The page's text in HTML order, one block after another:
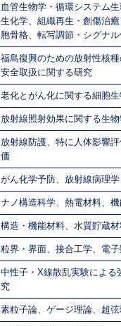
血管生物学・循環システム
生化学、組織再生・創傷治
胞骨格、転写調節・シグナ
福島復興のための放射性核
安全取扱に関する研究
老化とがん化に関する細胞
放射線照射効果に関する生
放射線防護、特に人体影響
価
がん化学予防、放射線病理
ナノ構造科学、熱電材料、
構造・機能材料、水質貯蔵
粒界・界面、接合工学、電
中性子・X線散乱実験による
究
素粒子論、ゲージ理論、超